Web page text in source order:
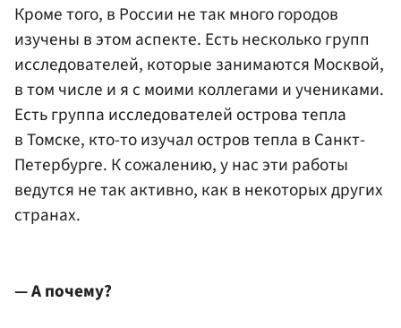
Кроме того, в России не так много городов
изучены в этом аспекте. Есть несколько групп
исследователей, которые занимаются Москвой,
в том числе и я с моими коллегами и учениками.
Есть группа исследователей острова тепла
в Томске, кто-то изучал остров тепла в Санкт-
Петербурге. К сожалению, у нас эти работы
ведутся не так активно, как в некоторых других
странах.
— А почему?